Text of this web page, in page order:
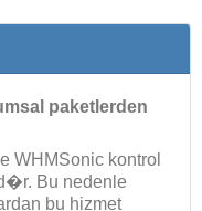
paketlerden
WHMSonic kontrol
Bu nedenle
bu hizmet